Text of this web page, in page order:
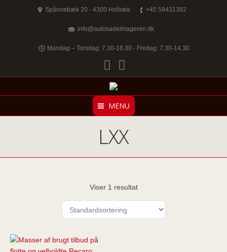
Spånnebæk 20 - 4300 Holbæk +45 59431382
info@autosadelmageren.dk
Mandag – Torsdag: 7.30-16.30 - Fredag: 7.30-14.30
Facebook
MENU
LXX
Viser 1 resultat